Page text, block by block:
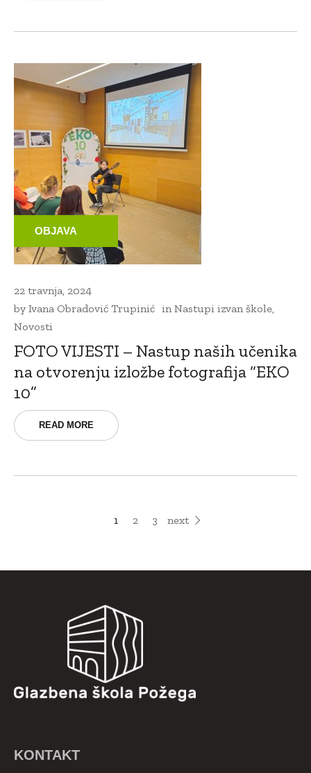
OBJAVA
22 travnja, 2024
by Ivana Obradović Trupinić in Nastupi izvan škole
Novosti
FOTO VIJESTI – Nastup naših učenika
na otvorenju izložbe fotografija “EKO
10”
READ MORE
1 2 3 next
KONTAKT